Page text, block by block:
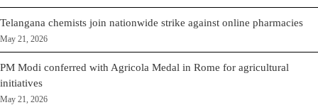
Telangana chemists join nationwide strike against online pharmacies
May 21, 2026
PM Modi conferred with Agricola Medal in Rome for agricultural
initiatives
May 21, 2026